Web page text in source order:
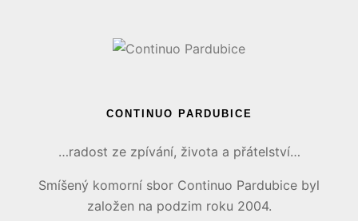
CONTINUO PARDUBICE
…radost ze zpívání, života a přátelství…
Smíšený komorní sbor Continuo Pardubice byl
založen na podzim roku 2004.